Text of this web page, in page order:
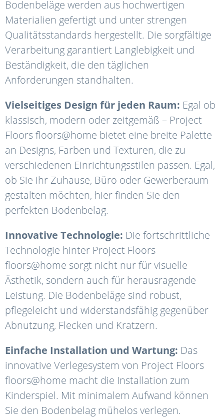
Bodenbeläge werden aus hochwertigen
Materialien gefertigt und unter strengen
Qualitätsstandards hergestellt. Die sorgfältige
Verarbeitung garantiert Langlebigkeit und
Beständigkeit, die den täglichen
Anforderungen standhalten.
Vielseitiges Design für jeden Raum: Egal ob
klassisch, modern oder zeitgemäß – Project
Floors floors@home bietet eine breite Palette
an Designs, Farben und Texturen, die zu
verschiedenen Einrichtungsstilen passen. Egal,
ob Sie Ihr Zuhause, Büro oder Gewerberaum
gestalten möchten, hier finden Sie den
perfekten Bodenbelag.
Innovative Technologie: Die fortschrittliche
Technologie hinter Project Floors
floors@home sorgt nicht nur für visuelle
Ästhetik, sondern auch für herausragende
Leistung. Die Bodenbeläge sind robust,
pflegeleicht und widerstandsfähig gegenüber
Abnutzung, Flecken und Kratzern.
Einfache Installation und Wartung: Das
innovative Verlegesystem von Project Floors
floors@home macht die Installation zum
Kinderspiel. Mit minimalem Aufwand können
Sie den Bodenbelag mühelos verlegen.